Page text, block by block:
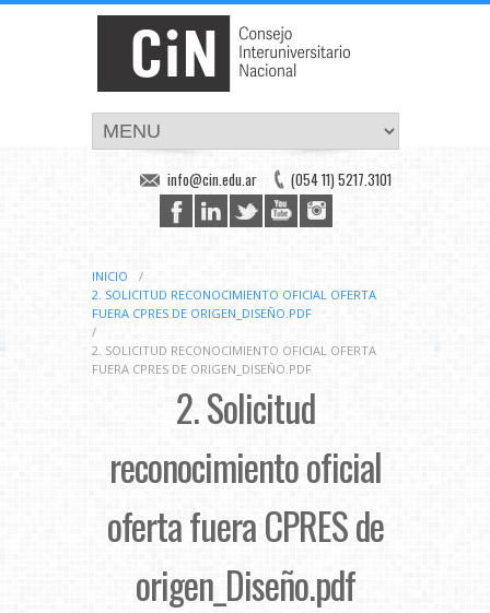
(054 11) 5217.3101
info@cin.edu.ar
INICIO
/
2. SOLICITUD RECONOCIMIENTO OFICIAL OFERTA
FUERA CPRES DE ORIGEN_DISEÑO.PDF
/
2. SOLICITUD RECONOCIMIENTO OFICIAL OFERTA
FUERA CPRES DE ORIGEN_DISEÑO.PDF
2. Solicitud
reconocimiento oficial
oferta fuera CPRES de
origen_Diseño.pdf